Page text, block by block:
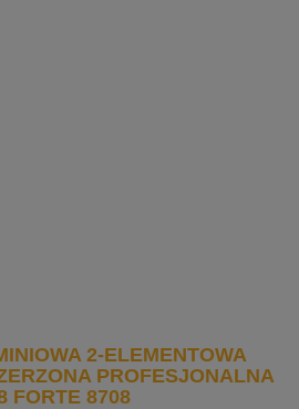
2-ELEMENTOWA
PROFESJONALNA
FORTE 8708